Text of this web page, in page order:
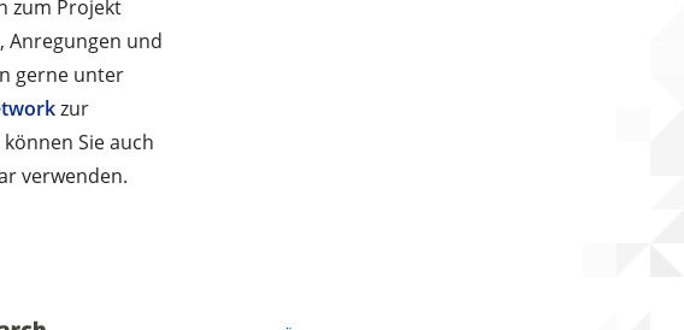
zum Projekt
Anregungen und
gerne unter
zur
Sie auch
verwenden.